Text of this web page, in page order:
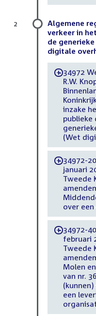
Algemene
verkeer in
de
digitale
-34972
R.W.
inzake
publieke
(Wet
-34972-
januari
Tweede
over
-34972-
februari
Tweede
Molen
van nr.
een
2